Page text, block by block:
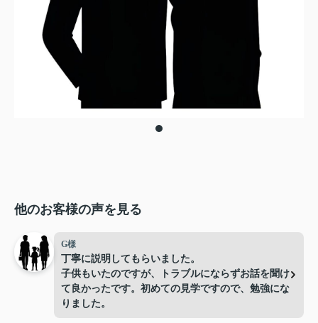
他のお客様の声を見る
G様
丁寧に説明してもらいました。
子供もいたのですが、トラブルにならずお話を聞け
て良かったです。初めての見学ですので、勉強にな
りました。